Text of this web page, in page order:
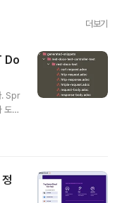
더보기
Do
. Spr
구
사
잊